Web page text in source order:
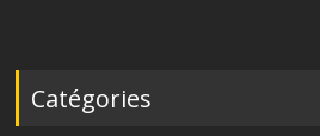
Catégories